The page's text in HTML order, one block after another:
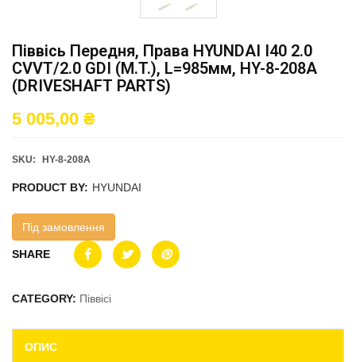
Піввісь Передня, Права HYUNDAI I40 2.0
CVVT/2.0 GDI (M.T.), L=985мм, HY-8-208A
(DRIVESHAFT PARTS)
5 005,00 ₴
SKU: HY-8-208A
PRODUCT BY: HYUNDAI
Під замовлення
SHARE
CATEGORY: Піввісі
ОПИС